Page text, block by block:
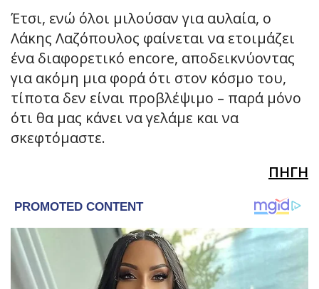
Έτσι, ενώ όλοι μιλούσαν για αυλαία, ο
Λάκης Λαζόπουλος φαίνεται να ετοιμάζει
ένα διαφορετικό encore, αποδεικνύοντας
για ακόμη μια φορά ότι στον κόσμο του,
τίποτα δεν είναι προβλέψιμο – παρά μόνο
ότι θα μας κάνει να γελάμε και να
σκεφτόμαστε.
ΠΗΓΗ